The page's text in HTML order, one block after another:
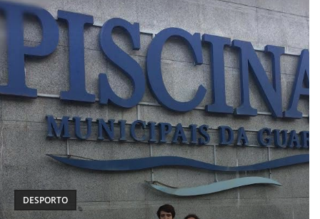
DESPORTO